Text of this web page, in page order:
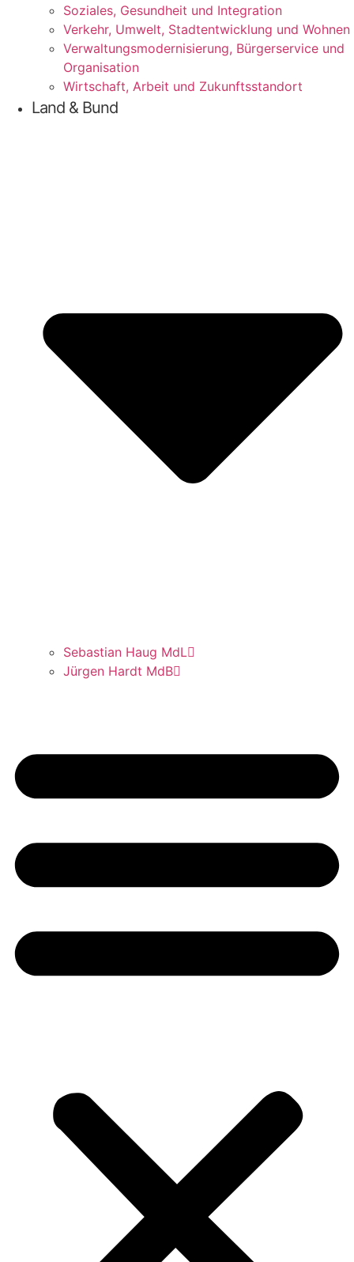
Sozia­les, Gesund­heit und Integration
Ver­kehr, Umwelt, Stadt­ent­wick­lung und Wohnen
Ver­wal­tungs­mo­der­ni­sie­rung, Bür­ger­ser­vice und
Organisation
Wirt­schaft, Arbeit und Zukunftsstandort
Land & Bund
Sebas­ti­an Haug MdL
Jür­gen Hardt MdB